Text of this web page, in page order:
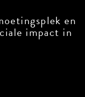
en
impact in